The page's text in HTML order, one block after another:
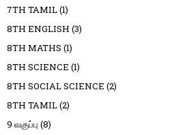
7TH TAMIL(1)
8TH ENGLISH (3)
8TH MATHS (1)
8TH SCIENCE (1)
8TH SOCIAL SCIENCE (2)
8TH TAMIL(2)
9 வகுப்பு (8)